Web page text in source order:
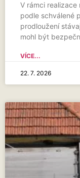
V rámci
podle schválené
prodloužení
mohl být
VÍCE...
22. 7. 2026